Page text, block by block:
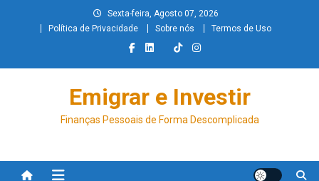
Sexta-feira, Agosto 07, 2026
Política de Privacidade
Sobre nós Termos de Uso
Emigrar e Investir
Finanças Pessoais de Forma Descomplicada